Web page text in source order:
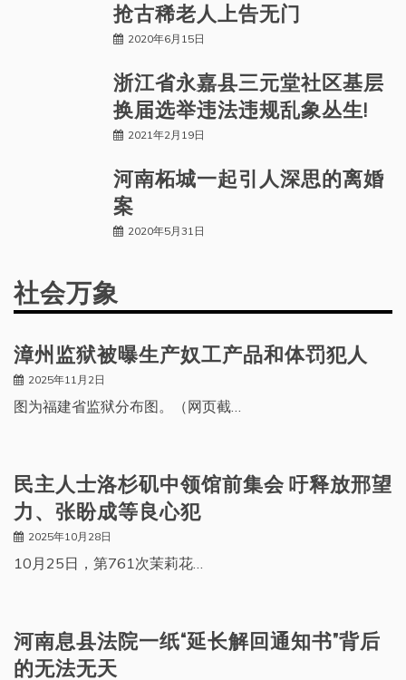
抢古稀老人上告无门
2020年6月15日
浙江省永嘉县三元堂社区基层
换届选举违法违规乱象丛生!
2021年2月19日
河南柘城一起引人深思的离婚
案
2020年5月31日
社会万象
漳州监狱被曝生产奴工产品和体罚犯人
2025年11月2日
图为福建省监狱分布图。（网页截…
民主人士洛杉矶中领馆前集会 吁释放邢望
力、张盼成等良心犯
2025年10月28日
10月25日，第761次茉莉花…
河南息县法院一纸“延长解回通知书”背后
的无法无天